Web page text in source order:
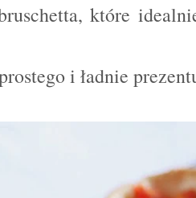
które
i ładnie